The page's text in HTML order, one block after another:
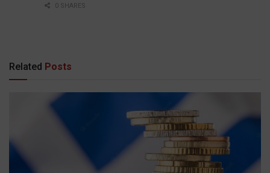
0 SHARES
Related Posts